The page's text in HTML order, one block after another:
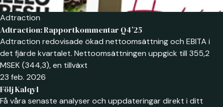
Adtraction
Adtraction: Rapportkommentar Q4’25
Adtraction redovisade ökad nettoomsättning och EBITA i
det fjärde kvartalet. Nettoomsättningen uppgick till 355,2
MSEK (344,3), en tillväxt
23 feb. 2026
Följ Kalqyl
Få våra senaste analyser och uppdateringar direkt i ditt